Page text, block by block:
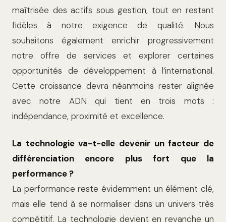
maîtrisée des actifs sous gestion, tout en restant
fidèles à notre exigence de qualité. Nous
souhaitons également enrichir progressivement
notre offre de services et explorer certaines
opportunités de développement à l’international.
Cette croissance devra néanmoins rester alignée
avec notre ADN qui tient en trois mots :
indépendance, proximité et excellence.
La technologie va-t-elle devenir un facteur de
différenciation encore plus fort que la
performance ?
La performance reste évidemment un élément clé,
mais elle tend à se normaliser dans un univers très
compétitif. La technologie devient en revanche un